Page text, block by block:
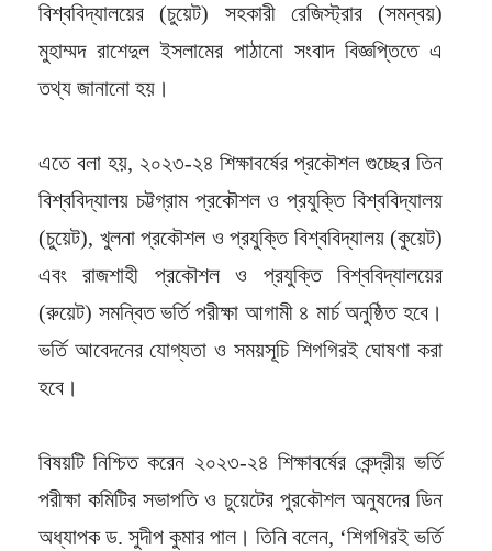
বিশ্ববিদ্যালয়ের (চুয়েট) সহকারী রেজিস্ট্রার (সমন্বয়)
মুহাম্মদ রাশেদুল ইসলামের পাঠানো সংবাদ বিজ্ঞপ্তিতে এ
তথ্য জানানো হয়।
এতে বলা হয়, ২০২৩-২৪ শিক্ষাবর্ষের প্রকৌশল গুচ্ছের তিন
বিশ্ববিদ্যালয় চট্টগ্রাম প্রকৌশল ও প্রযুক্তি বিশ্ববিদ্যালয়
(চুয়েট), খুলনা প্রকৌশল ও প্রযুক্তি বিশ্ববিদ্যালয় (কুয়েট)
এবং রাজশাহী প্রকৌশল ও প্রযুক্তি বিশ্ববিদ্যালয়ের
(রুয়েট) সমন্বিত ভর্তি পরীক্ষা আগামী ৪ মার্চ অনুষ্ঠিত হবে।
ভর্তি আবেদনের যোগ্যতা ও সময়সূচি শিগগিরই ঘোষণা করা
হবে।
বিষয়টি নিশ্চিত করেন ২০২৩-২৪ শিক্ষাবর্ষের কেন্দ্রীয় ভর্তি
পরীক্ষা কমিটির সভাপতি ও চুয়েটের পুরকৌশল অনুষদের ডিন
অধ্যাপক ড. সুদীপ কুমার পাল। তিনি বলেন, ‘শিগগিরই ভর্তি